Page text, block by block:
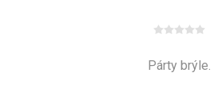
Párty brýle.